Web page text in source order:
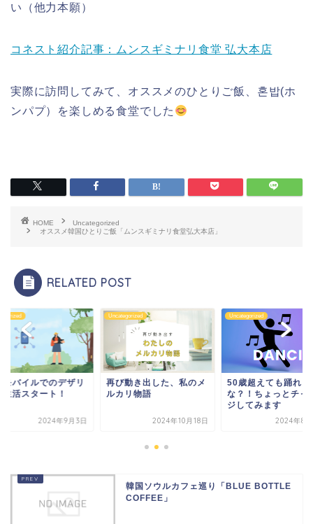
い（他力本願）
コネスト紹介記事：ムンスギミナリ食堂 弘大本店
実際に訪問してみて、オススメのひとりご飯、혼밥(ホ
ンパプ）を楽しめる食堂でした
HOME
Uncategorized
オススメ韓国ひとりご飯「ムンスギミナリ食堂弘大本店」
RELATED POST
モバイルでのデザリ
生活スタート！
2024年9月3日
Uncategorized
再び動き出した、私のメ
ルカリ物語
2024年10月18日
Uncategorized
50歳超えても踊れる
な？！ちょっとチャ
ジしてみます
2024年8
韓国ソウルカフェ巡り「BLUE BOTTLE
COFFEE」